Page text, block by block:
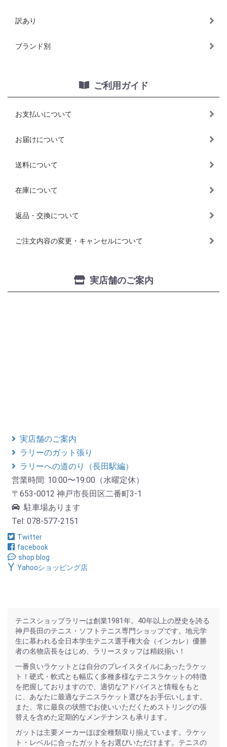
訳あり
ブランド別
ご利用ガイド
お支払いについて
お届けについて
送料について
在庫について
返品・交換について
ご注文内容の変更・キャンセルについて
実店舗のご案内
実店舗のご案内
ラリーのガット張り
ラリーへの道のり（長田駅編）
営業時間: 10:00〜19:00（水曜定休）
〒653-0012 神戸市長田区二番町3-1
駐車場あります
Tel: 078-577-2151
Twitter
facebook
shop blog
Yahooショッピング店
テニスショップラリーは創業1981年。40年以上の歴史を誇る
神戸長田のテニス・ソフトテニス専門ショップです。地元学
生に慕われる全日本学生テニス選手権大会（インカレ）優勝
者の名物店長をはじめ、ラリースタッフは精鋭揃い！
一番良いラケットとは自分のプレイスタイルにあったラケッ
ト！硬式・軟式とも幅広く多種多様なテニスラケットの特徴
を把握しておりますので、適切なアドバイスと情報をもと
に、あなたに最適なテニスラケット選びをお手伝いします。
また、常に最良の状態でお使いいただくためストリングの張
替えを含めた定期的なメンテナンスも承ります。
ガットは主要メーカーほぼ全種類取り揃えています。ラケッ
ト・レベルに合ったガットをお選びいただけます。テニスの